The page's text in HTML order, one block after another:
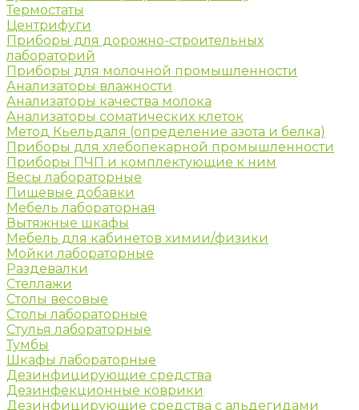
Термостаты
Центрифуги
Приборы для дорожно-строительных
лабораторий
Приборы для молочной промышленности
Анализаторы влажности
Анализаторы качества молока
Анализаторы соматических клеток
Метод Кьельдаля (определение азота и белка)
Приборы для хлебопекарной промышленности
Приборы ПЧП и комплектующие к ним
Весы лабораторные
Пищевые добавки
Мебель лабораторная
Вытяжные шкафы
Мебель для кабинетов химии/физики
Мойки лабораторные
Раздевалки
Стеллажи
Столы весовые
Столы лабораторные
Стулья лабораторные
Тумбы
Шкафы лабораторные
Дезинфицирующие средства
Дезинфекционные коврики
Дезинфицирующие средства с альдегидами